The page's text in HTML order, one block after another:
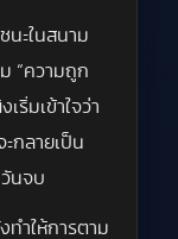
นะในสนาม
“ความถูก
ริ่มเข้าใจว่า
กลายเป็น
นจบ
ำให้การตาม